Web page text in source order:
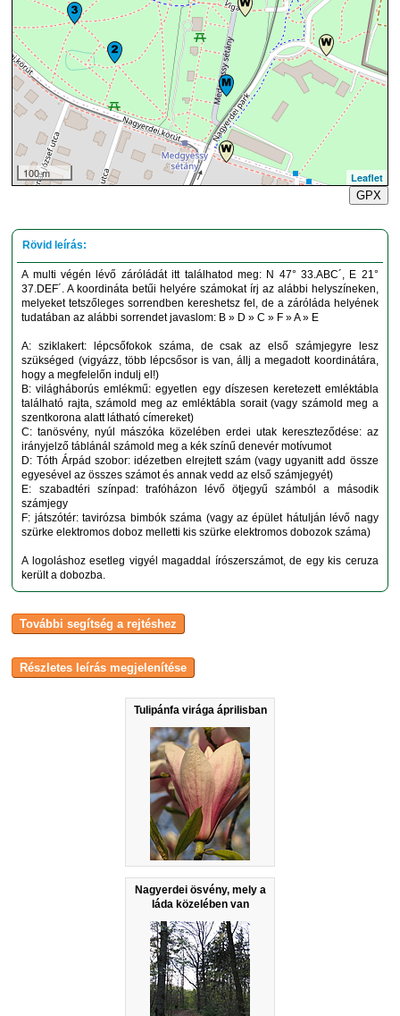
Tulipánfa virága áprilisban
Nagyerdei ösvény, mely a
láda közelében van
100 m
Leaflet
GPX
A multi végén lévő záróládát itt találhatod meg: N 47° 33.ABC´, E 21°
37.DEF´. A koordináta betűi helyére számokat írj az alábbi helyszíneken,
melyeket tetszőleges sorrendben kereshetsz fel, de a záróláda helyének
tudatában az alábbi sorrendet javaslom: B » D » C » F » A » E
A: sziklakert: lépcsőfokok száma, de csak az első számjegyre lesz
szükséged (vigyázz, több lépcsősor is van, állj a megadott koordinátára,
hogy a megfelelőn indulj el!)
B: világháborús emlékmű: egyetlen egy díszesen keretezett emléktábla
található rajta, számold meg az emléktábla sorait (vagy számold meg a
szentkorona alatt látható címereket)
C: tanösvény, nyúl mászóka közelében erdei utak kereszteződése: az
irányjelző táblánál számold meg a kék színű denevér motívumot
D: Tóth Árpád szobor: idézetben elrejtett szám (vagy ugyanitt add össze
egyesével az összes számot és annak vedd az első számjegyét)
E: szabadtéri színpad: trafóházon lévő ötjegyű számból a második
számjegy
F: játszótér: tavirózsa bimbók száma (vagy az épület hátulján lévő nagy
szürke elektromos doboz melletti kis szürke elektromos dobozok száma)
A logoláshoz esetleg vigyél magaddal írószerszámot, de egy kis ceruza
került a dobozba.